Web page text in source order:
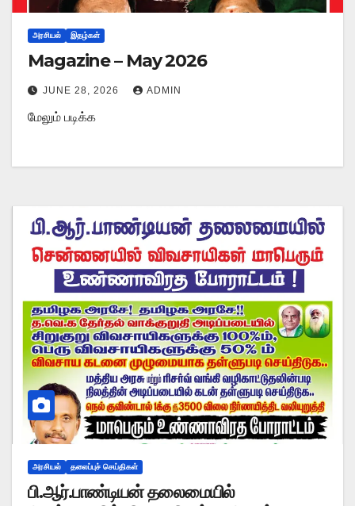
அரசியல் இதழ்கள்
Magazine – May 2026
JUNE 28, 2026 ADMIN
மேலும் படிக்க
அரசியல் தலைப்புச் செய்திகள்
பி.ஆர்.பாண்டியன் தலைமையில்